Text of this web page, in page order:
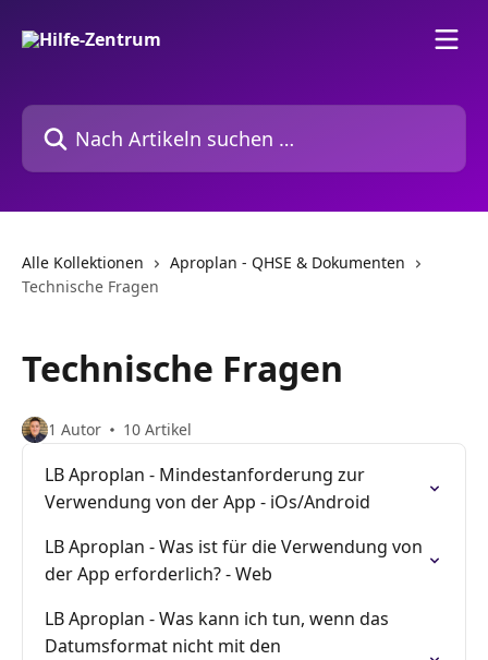
Nach Artikeln suchen …
Alle Kollektionen
Aproplan - QHSE & Dokumenten
Technische Fragen
Technische Fragen
1 Autor 10 Artikel
LB Aproplan - Mindestanforderung zur
Verwendung von der App - iOs/Android
LB Aproplan - Was ist für die Verwendung von
der App erforderlich? - Web
LB Aproplan - Was kann ich tun, wenn das
Datumsformat nicht mit den